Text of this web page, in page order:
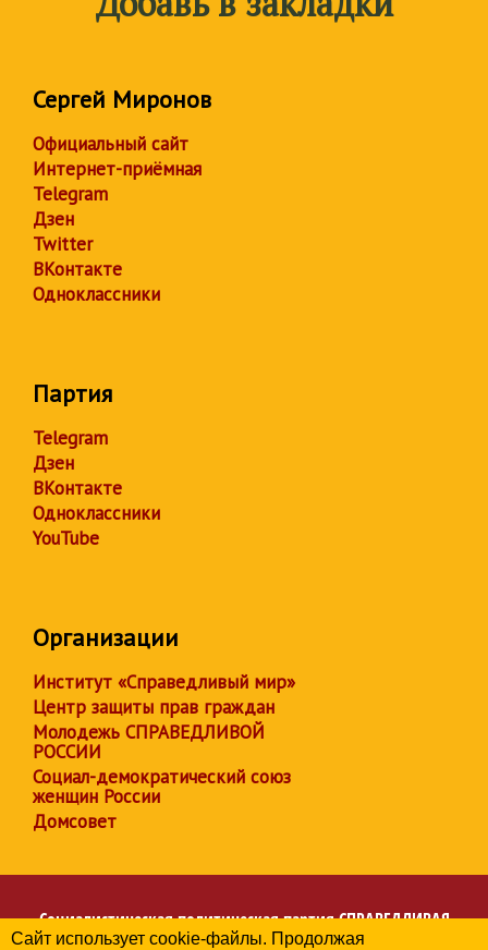
Сергей Миронов
Официальный сайт
Интернет-приёмная
Telegram
Дзен
Twitter
ВКонтакте
Одноклассники
Партия
Telegram
Дзен
ВКонтакте
Одноклассники
YouTube
Организации
Институт «Справедливый мир»
Центр защиты прав граждан
Молодежь СПРАВЕДЛИВОЙ
РОССИИ
Социал-демократический союз
женщин России
Домсовет
Социалистическая политическая партияСПРАВЕДЛИВАЯ
РОССИЯ
Сайт использует cookie-файлы. Продолжая